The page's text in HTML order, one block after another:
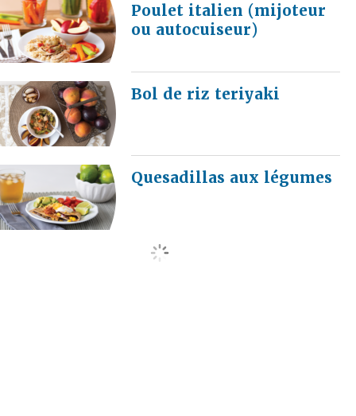
Poulet italien (mijoteur
ou autocuiseur)
Bol de riz teriyaki
Quesadillas aux légumes